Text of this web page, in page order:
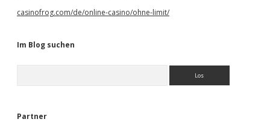
casinofrog.com/de/online-casino/ohne-limit/
Im Blog suchen
e
Partner